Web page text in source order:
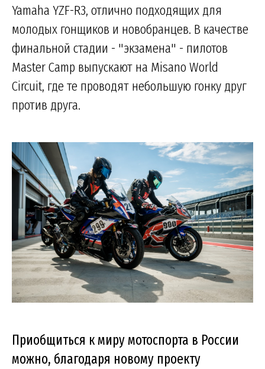
Yamaha YZF-R3, отлично подходящих для
молодых гонщиков и новобранцев. В качестве
финальной стадии - "экзамена" - пилотов
Master Camp выпускают на Misano World
Circuit, где те проводят небольшую гонку друг
против друга.
Приобщиться к миру мотоспорта в России
можно, благодаря новому проекту